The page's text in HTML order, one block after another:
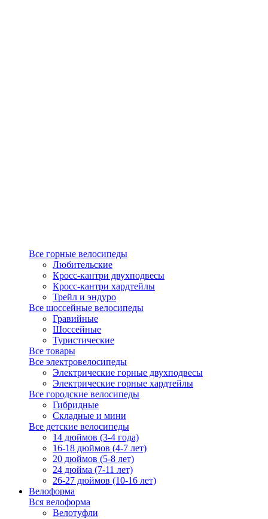
Все горные велосипеды
Любительские
Кросс-кантри двухподвесы
Кросс-кантри хардтейлы
Трейл и эндуро
Все шоссейные велосипеды
Гравийные
Шоссейные
Туристические
Все товары
Все электровелосипеды
Электрические горные двухподвесы
Электрические горные хардтейлы
Все городские велосипеды
Гибридные
Складные и мини
Все детские велосипеды
14 дюймов (3-4 года)
16-18 дюймов (4-7 лет)
20 дюймов (5-8 лет)
24 дюйма (7-11 лет)
26-27 дюймов (10-16 лет)
Велоформа
Вся велоформа
Велотуфли